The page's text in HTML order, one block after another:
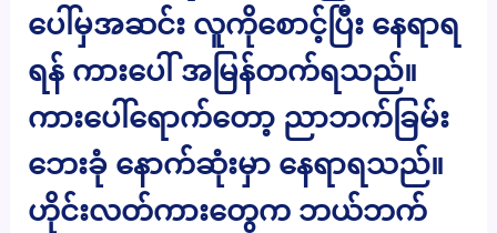
ပေါ်မှအဆင်း လူကိုစောင့်ပြီး နေရာရ
ရန် ကားပေါ် အမြန်တက်ရသည်။
ကားပေါ်ရောက်တော့ ညာဘက်ခြမ်း
ဘေးခုံ နောက်ဆုံးမှာ နေရာရသည်။
ဟိုင်းလတ်ကားတွေက ဘယ်ဘက်